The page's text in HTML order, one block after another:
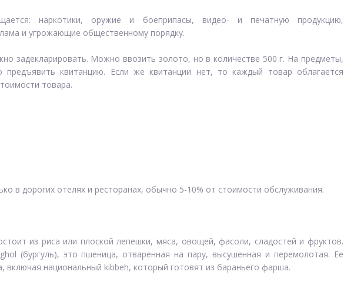
наркотики, оружие и боеприпасы, видео- и печатную продукцию,
и угрожающие общественному порядку.
задекларировать. Можно ввозить золото, но в количестве 500 г. На предметы,
предъявить квитанцию. Если же квитанции нет, то каждый товар облагается
товара.
в дорогих отелях и ресторанах, обычно 5-10% от стоимости обслуживания.
из риса или плоской лепешки, мяса, овощей, фасоли, сладостей и фруктов.
(бургуль), это пшеница, отваренная на пару, высушенная и перемолотая. Ее
включая национальный kibbeh, который готовят из бараньего фарша.